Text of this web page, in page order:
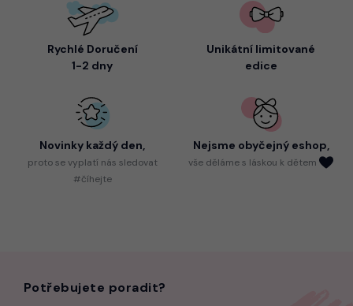
Rychlé Doručení
1-2 dny
Unikátní limitované
edice
Novinky každý den,
protose vyplatí nás sledovat
#číhejte
Nejsme obyčejný eshop,
vše děláme s láskou k dětem
Potřebujete poradit?